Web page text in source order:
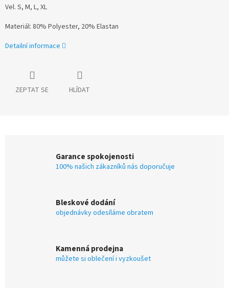
Vel. S, M, L, XL
Materiál: 80% Polyester, 20% Elastan
Detailní informace
ZEPTAT SE HLÍDAT
Garance spokojenosti
100% našich zákazníků nás doporučuje
Bleskové dodání
objednávky odesíláme obratem
Kamenná prodejna
můžete si oblečení i vyzkoušet